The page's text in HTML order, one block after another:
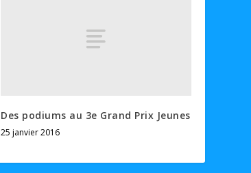
Des podiums au 3e Grand Prix Jeunes
25 janvier 2016